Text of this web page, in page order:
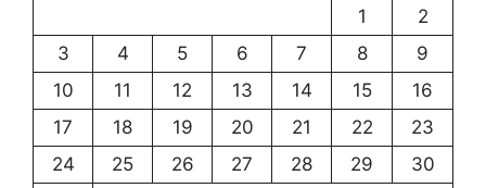
1
2
3
4 5 6 7 8
9
10
11 12 13 14 15
16
17
18 19 20 21 22
23
24
25 26 27 28 29
30